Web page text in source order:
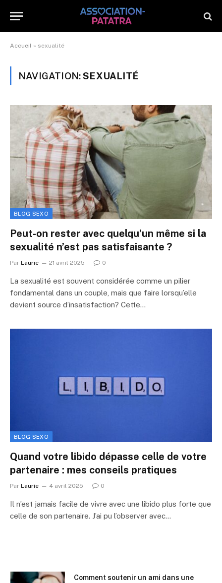
Accueil » sexualité
NAVIGATION:SEXUALITÉ
BLOG SEXO
Peut-on rester avec quelqu’un même si la
sexualité n’est pas satisfaisante ?
Par Laurie 21 avril 2025 0
La sexualité est souvent considérée comme un pilier
fondamental dans un couple, mais que faire lorsqu’elle
devient source d’insatisfaction? Cette…
BLOG SEXO
Quand votre libido dépasse celle de votre
partenaire : mes conseils pratiques
Par Laurie 4 avril 2025 0
Il n’est jamais facile de vivre avec une libido plus forte que
celle de son partenaire. J’ai pu l’observer avec…
Comment soutenir un ami dans une